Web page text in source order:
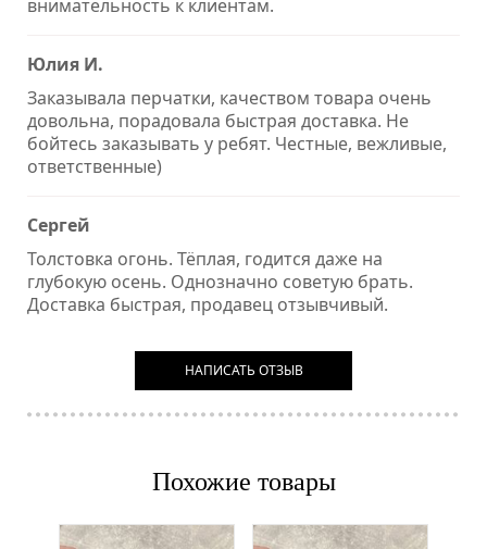
внимательность к клиентам.
Юлия И.
Заказывала перчатки, качеством товара очень
довольна, порадовала быстрая доставка. Не
бойтесь заказывать у ребят. Честные, вежливые,
ответственные)
Сергей
Толстовка огонь. Тёплая, годится даже на
глубокую осень. Однозначно советую брать.
Доставка быстрая, продавец отзывчивый.
НАПИСАТЬ ОТЗЫВ
Похожие товары